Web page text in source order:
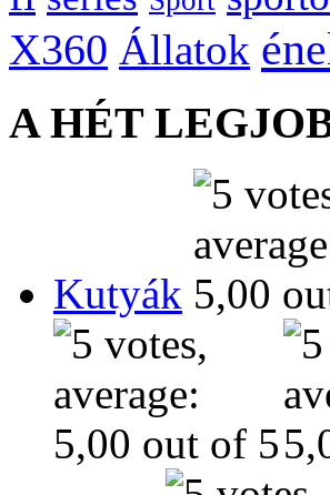
X360 Állatok
A HÉT
Kutyák